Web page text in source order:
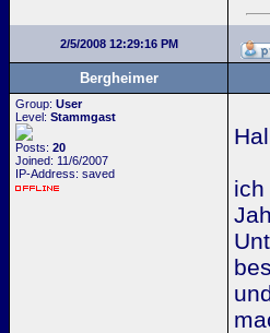
2/5/2008 12:29:16 PM
Bergheimer
Group: User
Level: Stammgast
Posts: 20
Joined: 11/6/2007
IP-Address: saved
ich